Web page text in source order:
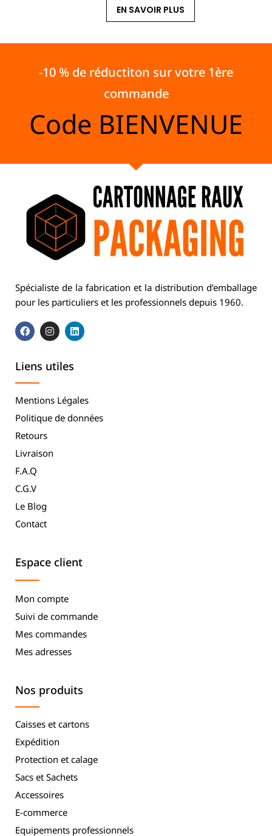
EN SAVOIR PLUS
-10 % de réductiton sur votre 1ère
commande
Code BIENVENUE
Spécialiste de la fabrication et la distribution d’emballage
pour les particuliers et les professionnels depuis 1960.
Liens utiles
Mentions Légales
Politique de données
Retours
Livraison
F.A.Q
C.G.V
Le Blog
Contact
Espace client
Mon compte
Suivi de commande
Mes commandes
Mes adresses
Nos produits
Caisses et cartons
Expédition
Protection et calage
Sacs et Sachets
Accessoires
E-commerce
Equipements professionnels